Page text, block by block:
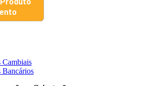
Cambiais
Bancários